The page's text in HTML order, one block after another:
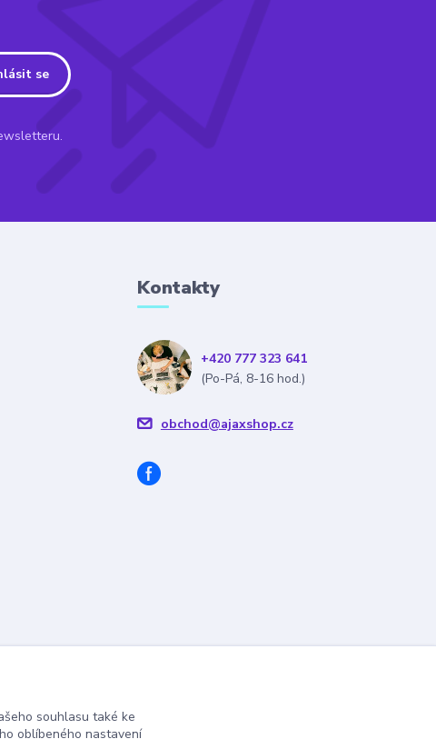
se
Kontakty
+420 777 323 641
(Po-Pá, 8-16 hod.)
obchod@ajaxshop.cz
souhlasu také ke
oblíbeného nastavení